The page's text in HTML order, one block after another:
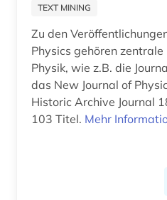
quelle (7)
radioastronomie (1)
recht (5)
TEXT MINING
Zu den
Physics gehören
Physik, wie z.B. die
das New Journal of
Historic Archive Journal
103 Titel. Mehr